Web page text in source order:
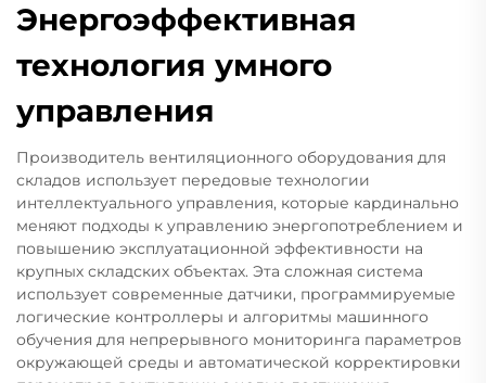
Энергоэффективная
технология умного
управления
Производитель вентиляционного оборудования для
складов использует передовые технологии
интеллектуального управления, которые кардинально
меняют подходы к управлению энергопотреблением и
повышению эксплуатационной эффективности на
крупных складских объектах. Эта сложная система
использует современные датчики, программируемые
логические контроллеры и алгоритмы машинного
обучения для непрерывного мониторинга параметров
окружающей среды и автоматической корректировки